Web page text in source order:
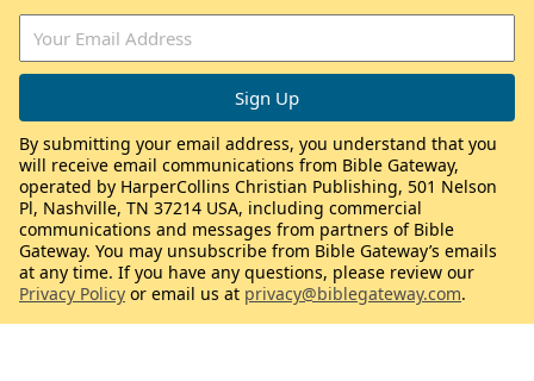
By submitting your email address, you understand that you
will receive email communications from Bible Gateway,
operated by HarperCollins Christian Publishing, 501 Nelson
Pl, Nashville, TN 37214 USA, including commercial
communications and messages from partners of Bible
Gateway. You may unsubscribe from Bible Gateway’s emails
at any time. If you have any questions, please review our
Privacy Policy or email us at privacy@biblegateway.com.